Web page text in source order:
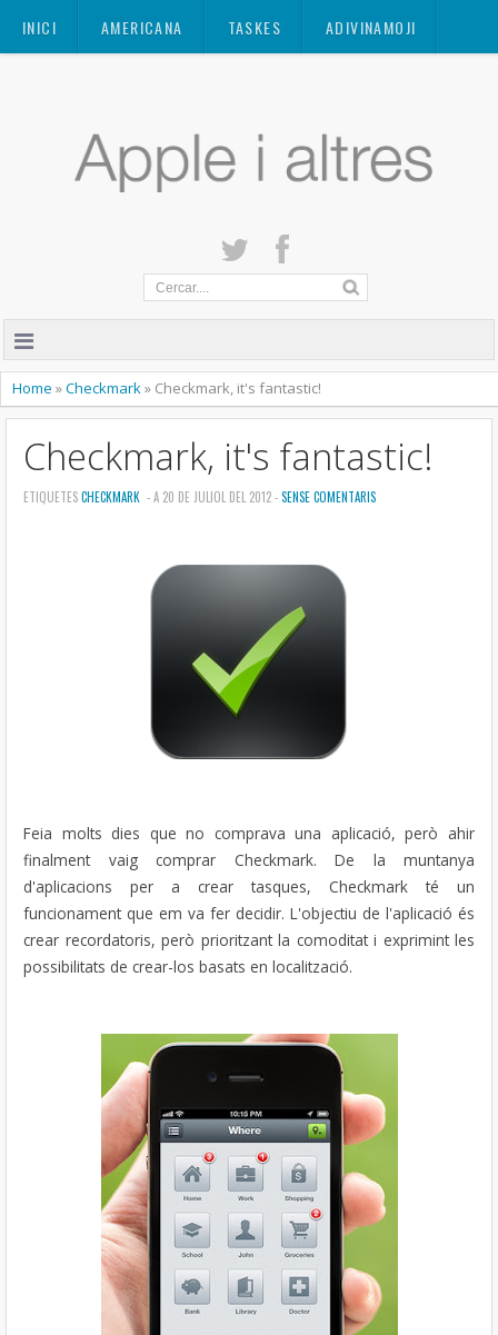
INICI AMERICANA TASKES ADIVINAMOJI
Home »Checkmark» Checkmark, it's fantastic!
Checkmark, it's fantastic!
ETIQUETESCHECKMARK - A 20 DE JULIOL DEL 2012 -SENSE COMENTARIS
Feia molts dies que no comprava una aplicació, però ahir
finalment vaig comprar Checkmark. De la muntanya
d'aplicacions per a crear tasques, Checkmark té un
funcionament que em va fer decidir. L'objectiu de l'aplicació és
crear recordatoris, però prioritzant la comoditat i exprimint les
possibilitats de crear-los basats en localització.